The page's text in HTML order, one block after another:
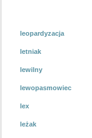
leopardyzacja
letniak
lewilny
lewopasmowiec
lex
leżak